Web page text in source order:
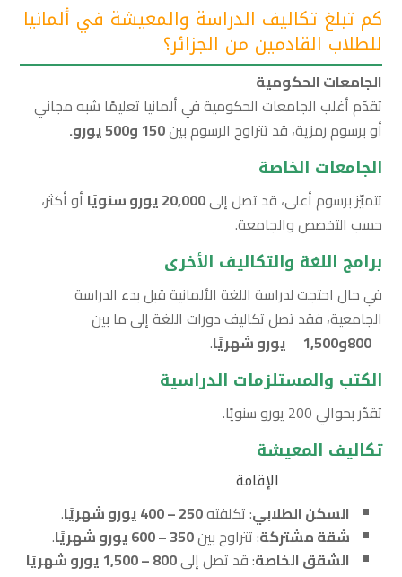
كم تبلغ تكاليف الدراسة والمعيشة في ألمانيا
للطلاب القادمين من الجزائر؟
الجامعات الحكومية
تقدّم أغلب الجامعات الحكومية في ألمانيا تعليمًا شبه مجاني
أو برسوم رمزية، قد تتراوح الرسوم بين150 و500 يورو.
الجامعات الخاصة
تتميّز برسوم أعلى، قد تصل إلى20,000يورو سنويًا أو أكثر،
حسب التخصص والجامعة.
برامج اللغة والتكاليف الأخرى
في حال احتجت لدراسة اللغة الألمانية قبل بدء الدراسة
الجامعية، فقد تصل تكاليف دورات اللغة إلى ما بين
800و1,500 يورو شهريًا.
الكتب والمستلزمات الدراسية
تقدّر بحوالي 200 يورو سنويًا.
تكاليف المعيشة
الإقامة
السكن الطلابي: تكلفته250 – 400 يورو شهريًا.
شقة مشتركة: تتراوح بين350 – 600 يورو شهريًا.
الشقق الخاصة: قد تصل إلى800 – 1,500
يورو شهريًا